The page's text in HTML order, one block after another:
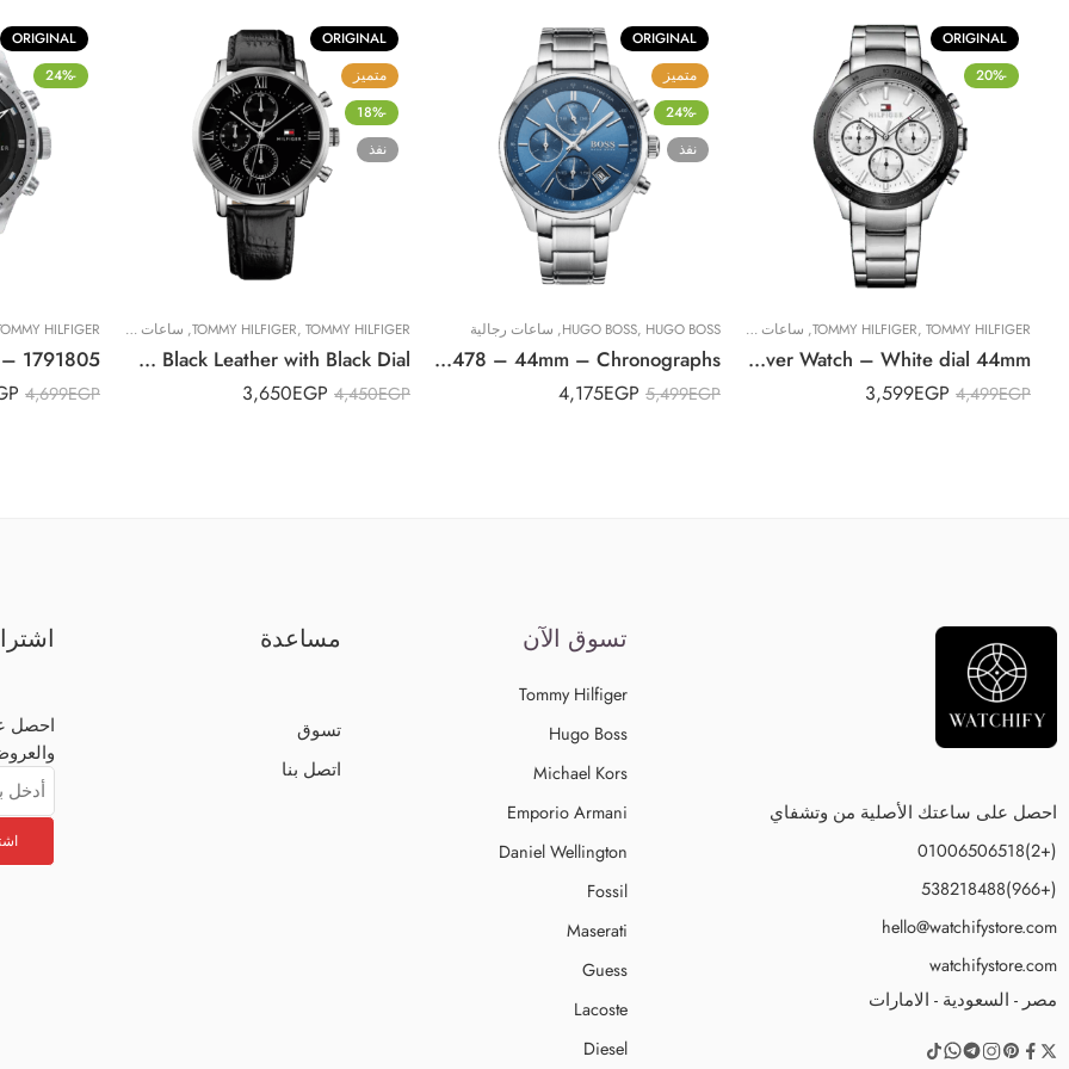
ORIGINAL
-20%
TOMMY HILFIGER, TOMMY HILFIGER
, ساعات رجالية
Original Tommy Hilfiger Men’s 1791227 Hudson Analog Display Japanese Quartz Silver Watch – White dial 44mm
4,499EGP
3,599EGP
ORIGINAL
متميز
-24%
نفذ
HUGO BOSS, HUGO BOSS
, ساعات رجالية
Original BOSS hugo Grand Prix Men’s Blue Dial Stainless Steel Band Watch – 1513478 – 44mm – Chronographs
5,499EGP
4,175EGP
ORIGINAL
متميز
-18%
نفذ
TOMMY HILFIGER, TOMMY HILFIGER
, ساعات رجالية
Original Tommy Hilfiger 1791401 Leather Round Analog Water Resistant Watch for Men – Black Leather with Black Dial
4,450EGP
3,650EGP
ORIGINAL
-24%
HILFIGER
4,699EGP
احصل على ساعتك الأصلية من وتشفاي
(+2)01006506518
(+966)538218488
hello@watchifystore.com
watchifystore.com
مصر - السعودية - الامارات
تسوق الآن
Tommy Hilfiger
Hugo Boss
Michael Kors
Emporio Armani
Daniel Wellington
Fossil
Maserati
Guess
Lacoste
Diesel
مساعدة
تسوق
اتصل بنا
احصل